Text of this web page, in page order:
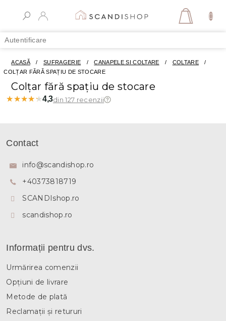
conținut
Autentificare
COŞ
ACASĂ / SUFRAGERIE / CANAPELE SI COLTARE / COLTARE
/
COLȚAR FĂRĂ SPAȚIU DE STOCARE
Colțar fără spațiu de stocare
★★★★★
★★★★★4,3din 127 recenzii
Contact
info@scandishop.ro
+40373818719
SCANDIshop.ro
scandishop.ro
Informații pentru dvs.
Urmărirea comenzii
Opțiuni de livrare
Metode de plată
Reclamații și retururi